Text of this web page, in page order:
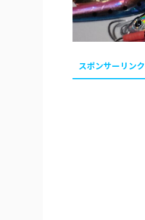
スポンサーリンク